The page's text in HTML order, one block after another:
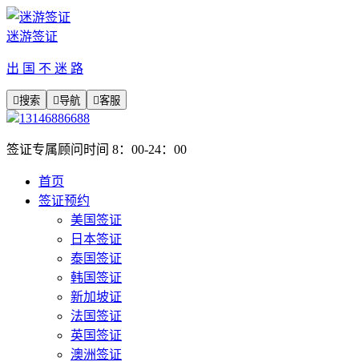
迷游签证
出 国 不 迷 路
搜索 导航 客服
13146886688
签证专属顾问时间 8：00-24：00
首页
签证预约
美国签证
日本签证
泰国签证
韩国签证
新加坡证
法国签证
英国签证
澳洲签证